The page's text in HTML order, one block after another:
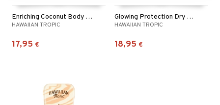
Enriching Coconut Body Butter After Sun
HAWAIIAN TROPIC
17,95 €
Glowing Protection Dry Oil Spray SPF15
HAWAIIAN TROPIC
18,95 €